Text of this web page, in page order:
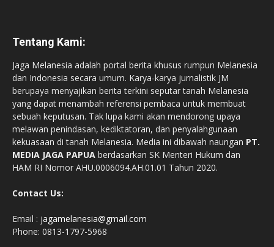
Tentang Kami:
Jaga Melanesia adalah portal berita khusus rumpun Melanesia
dan Indonesia secara umum. Karya-karya jurnalistik JM
berupaya menyajikan berita terkini seputar tanah Melanesia
yang dapat menambah referensi pembaca untuk membuat
sebuah keputusan. Tak lupa kami akan mendorong upaya
melawan penindasan, kediktatoran, dan penyalahgunaan
kekuasaan di tanah Melanesia. Media ini dibawah naungan PT.
MEDIA JAGA PAPUA berdasarkan SK Menteri Hukum dan
HAM RI Nomor AHU.0006094.AH.01.01 Tahun 2020.
Contact Us:
Email : jagamelanesia@gmail.com
Phone: 0813-1797-5968